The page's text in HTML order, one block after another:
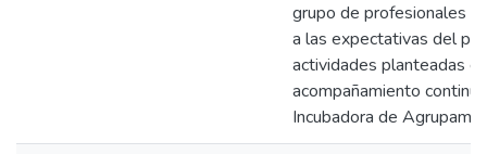
grupo de profesionales
a las expectativas del
actividades planteadas
acompañamiento
Incubadora de